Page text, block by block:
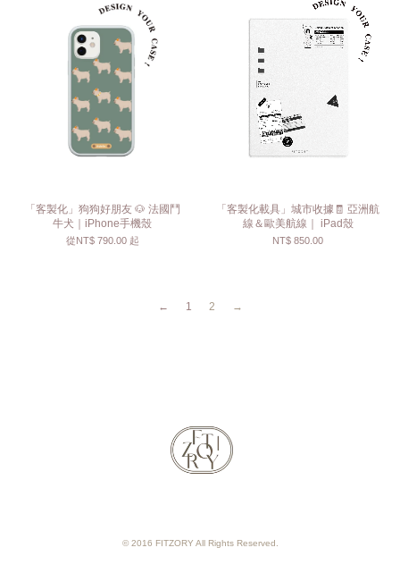
「客製化」狗狗好朋友 🐶 法國鬥
牛犬｜iPhone手機殼
從NT$ 790.00 起
「客製化載具」城市收據🧾 亞洲航
線＆歐美航線｜ iPad殼
NT$ 850.00
← 1 2 →
© 2016 FITZORY All Rights Reserved.